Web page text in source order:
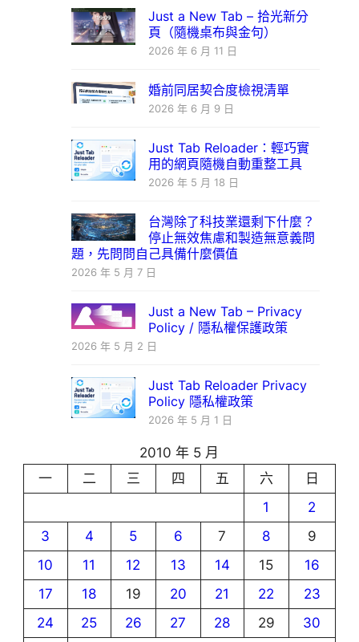
Just a New Tab – 拾光新分
頁（隨機桌布與金句）
2026 年 6 月 11 日
婚前同居契合度檢視清單
2026 年 6 月 9 日
Just Tab Reloader：輕巧實
用的網頁隨機自動重整工具
2026 年 5 月 18 日
台灣除了科技業還剩下什麼？
停止無效焦慮和製造無意義問
題，先問問自己具備什麼價值
2026 年 5 月 7 日
Just a New Tab – Privacy
Policy / 隱私權保護政策
2026 年 5 月 2 日
Just Tab Reloader Privacy
Policy 隱私權政策
2026 年 5 月 1 日
2010 年 5 月
一
二 三 四 五 六
日
1
2
3
4 5 6 7 8
9
10
11 12 13 14 15
16
17
18 19 20 21 22
23
24
25 26 27 28 29
30